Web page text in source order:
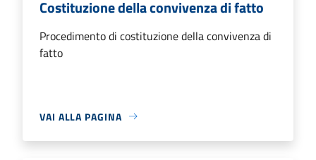
Costituzione della convivenza di fatto
Procedimento di costituzione della convivenza di
fatto
VAI ALLA PAGINA